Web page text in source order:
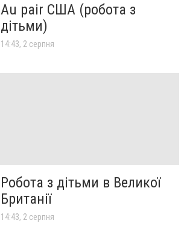
Au pair США (робота з
дітьми)
14:43, 2 серпня
Робота з дітьми в Великої
Британії
14:43, 2 серпня